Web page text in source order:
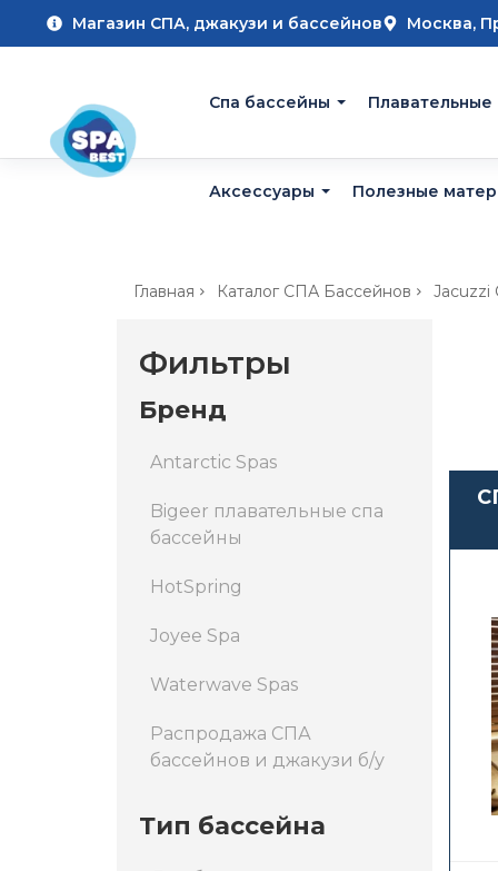
Магазин СПА, джакузи и бассейнов Москва,
Cпа бассейны
Аксессуары Полезные
Главная Каталог СПА Бассейнов Jacuzzi
Фильтры
Бренд
Antarctic Spas
Bigeer плавательные спа
бассейны
HotSpring
Joyee Spa
Waterwave Spas
Распродажа СПА
бассейнов и джакузи б/у
Тип бассейна